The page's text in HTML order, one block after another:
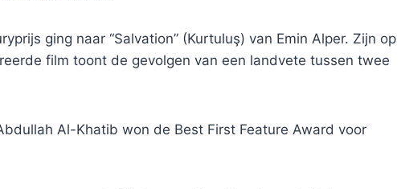
ging naar “Salvation” (Kurtuluş) van Emin Alper. Zijn op
film toont de gevolgen van een landvete tussen twee
Al-Khatib won de Best First Feature Award voor